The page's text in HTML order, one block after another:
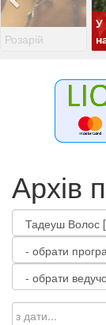
Розарій
У
Архів